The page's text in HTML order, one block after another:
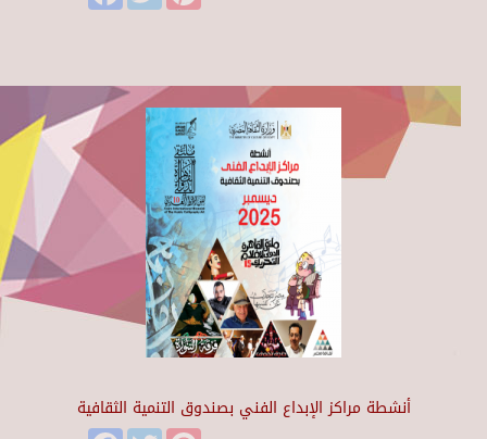
أنشطة مراكز الإبداع الفني بصندوق التنمية الثقافية